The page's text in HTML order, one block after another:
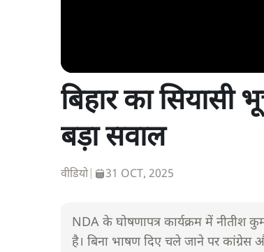
बिहार का सियासी
बड़ा सवाल
वीडियो| 31 OCT, 2025
NDA के घोषणापत्र कार्यक्रम में नीतीश
है। बिना भाषण दिए चले जाने पर कांग्रेस